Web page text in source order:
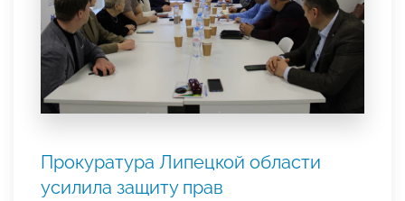
Прокуратура Липецкой области
усилила защиту прав